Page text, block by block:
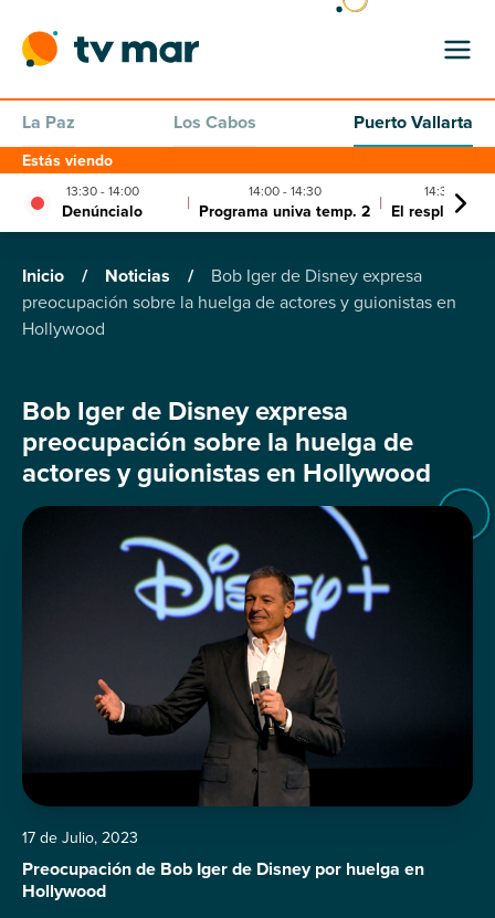
La Paz Los Cabos Puerto Vallarta
Estás viendo
13:30 - 14:00
Denúncialo | 14:00 - 14:30
Programa univa temp. 2 | 14:30 - 17:00
El resplandor
Inicio / Noticias /
Bob Iger de Disney expresa
preocupación sobre la huelga de actores y guionistas en
Hollywood
Bob Iger de Disney expresa
preocupación sobre la huelga de
actores y guionistas en Hollywood
17 de Julio, 2023
Preocupación de Bob Iger de Disney por huelga en
Hollywood